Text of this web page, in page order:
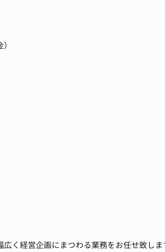
く経営企画にまつわる業務をお任せ致し